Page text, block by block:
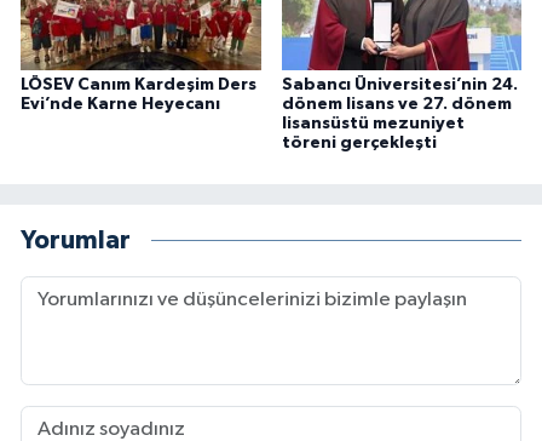
LÖSEV Canım Kardeşim Ders
Evi’nde Karne Heyecanı
Sabancı Üniversitesi’nin 24.
dönem lisans ve 27. dönem
lisansüstü mezuniyet
töreni gerçekleşti
Yorumlar